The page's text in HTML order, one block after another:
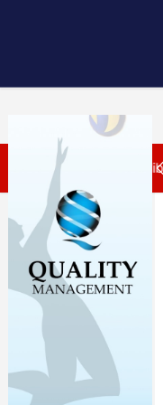
SON DAKİKA:
Galibiyetle